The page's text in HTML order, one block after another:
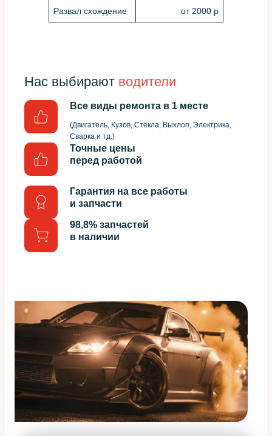
Развал схождение от 2000 р
Нас выбирают водители
Все виды ремонта в 1 месте
(Двигатель, Кузов, Стёкла, Выхлоп, Электрика,
Сварка и тд.)
Точные цены
перед работой
Гарантия на все работы
и запчасти
98,8% запчастей
в наличии